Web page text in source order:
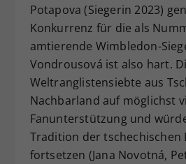
Potapova (Siegerin 2023)
Konkurrenz für die als
amtierende Wimbledon-
Vondrousová ist also hart.
Weltranglistensiebte aus
Nachbarland auf möglichst
Fanunterstützung und
Tradition der tschechischen
fortsetzen (Jana Novotná,